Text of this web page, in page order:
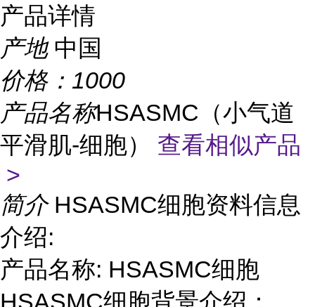
产品详情
产地 中国
价格： 1000
产品名称HSASMC（小气道
平滑肌-细胞） 查看相似产品
>
简介 HSASMC细胞资料信息
介绍:
产品名称: HSASMC细胞
HSASMC细胞背景介绍：